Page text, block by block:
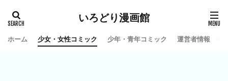
いろどり漫画館
ホーム 少女・女性コミック 少年・青年コミック 運営者情報